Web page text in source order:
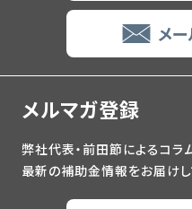
メ
メルマガ登録
弊社代表・前田節によるコラム
最新の補助金情報をお届けし